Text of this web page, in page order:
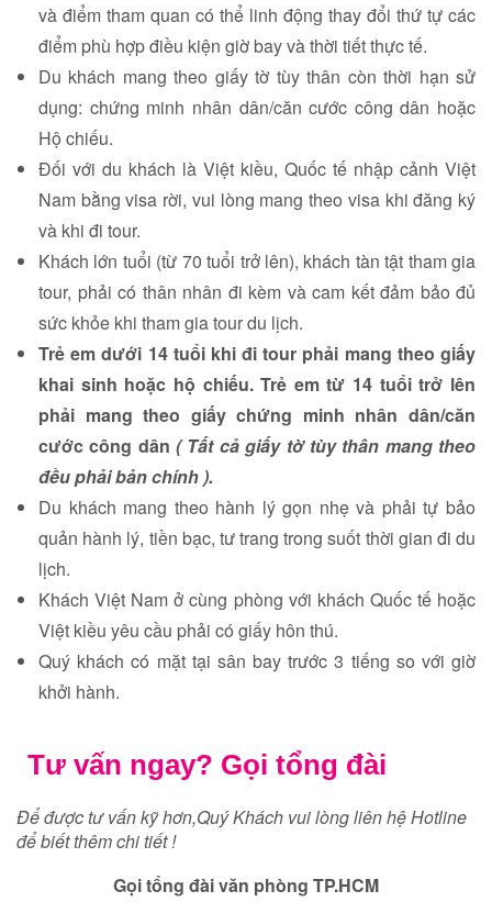
và điểm tham quan có thể linh động thay đổi thứ tự các
điểm phù hợp điều kiện giờ bay và thời tiết thực tế.
Du khách mang theo giấy tờ tùy thân còn thời hạn sử
dụng: chứng minh nhân dân/căn cước công dân hoặc
Hộ chiếu.
Đối với du khách là Việt kiều, Quốc tế nhập cảnh Việt
Nam bằng visa rời, vui lòng mang theo visa khi đăng ký
và khi đi tour.
Khách lớn tuổi (từ 70 tuổi trở lên), khách tàn tật tham gia
tour, phải có thân nhân đi kèm và cam kết đảm bảo đủ
sức khỏe khi tham gia tour du lịch.
Trẻ em dưới 14 tuổi khi đi tour phải mang theo giấy
khai sinh hoặc hộ chiếu. Trẻ em từ 14 tuổi trở lên
phải mang theo giấy chứng minh nhân dân/căn
cước công dân( Tất cả giấy tờ tùy thân mang theo
đều phải bản chính ).
Du khách mang theo hành lý gọn nhẹ và phải tự bảo
quản hành lý, tiền bạc, tư trang trong suốt thời gian đi du
lịch.
Khách Việt Nam ở cùng phòng với khách Quốc tế hoặc
Việt kiều yêu cầu phải có giấy hôn thú.
Quý khách có mặt tại sân bay trước 3 tiếng so với giờ
khởi hành.
Tư vấn ngay? Gọi tổng đài
Để được tư vấn kỹ hơn,Quý Khách vui lòng liên hệ Hotline
để biết thêm chi tiết !
Gọi tổng đài văn phòng TP.HCM